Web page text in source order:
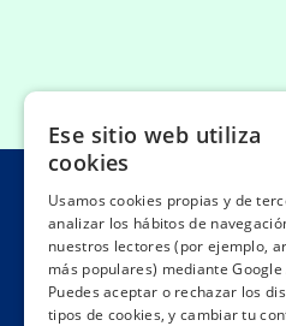
Buscar
Ese sitio web utiliza
cookies
Usamos cookies propias y de
analizar los hábitos de
nuestros lectores (por ejemplo,
más populares) mediante
Puedes aceptar o rechazar los
tipos de cookies, y cambiar tu